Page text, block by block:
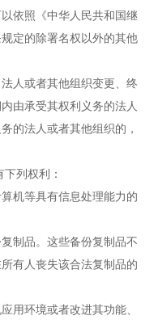
依照《中华人民共和国继
定的除署名权以外的其他
人或者其他组织变更、终
由承受其权利义务的法人
的法人或者其他组织的，
列权利：
机等具有信息处理能力的
制品。这些备份复制品不
有人丧失该合法复制品的
用环境或者改进其功能、